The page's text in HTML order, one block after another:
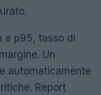
e p95, tasso di
Un
automaticamente
Report